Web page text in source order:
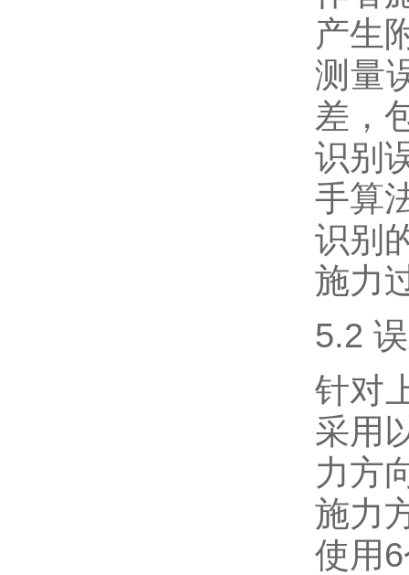
产生
测量
差，
识别
手算
识别
施力
5.2
针对
采用
力方
施力
使用